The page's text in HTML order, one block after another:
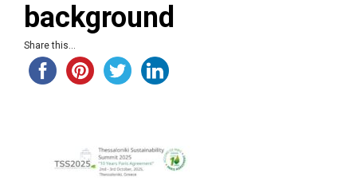
background
Share this...